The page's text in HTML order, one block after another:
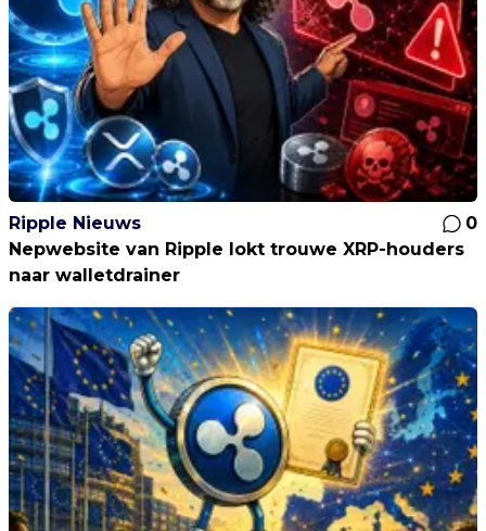
Ripple Nieuws
0
Nepwebsite van Ripple lokt trouwe XRP-houders
naar walletdrainer